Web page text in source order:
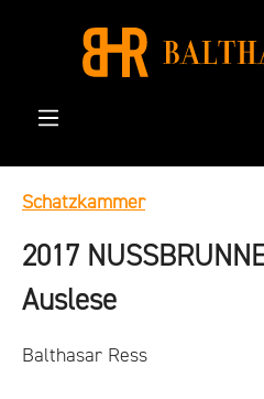
Zum Hauptinhalt springen
Schatzkammer
2017
Auslese
Balthasar Ress